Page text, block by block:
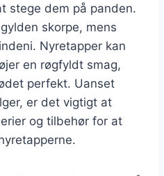
stege dem på panden.
skorpe, mens
Nyretapper kan
en røgfyldt smag,
perfekt. Uanset
er det vigtigt at
og tilbehør for at